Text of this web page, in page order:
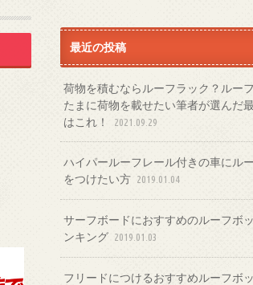
最近の投稿
荷物を積むならルーフラック？ルー
たまに荷物を載せたい筆者が選んだ
はこれ！
2021.09.29
ハイパールーフレール付きの車にル
をつけたい方 2019.01.04
サーフボードにおすすめのルーフボ
ンキング 2019.01.03
フリードにつけるおすすめルーフボ